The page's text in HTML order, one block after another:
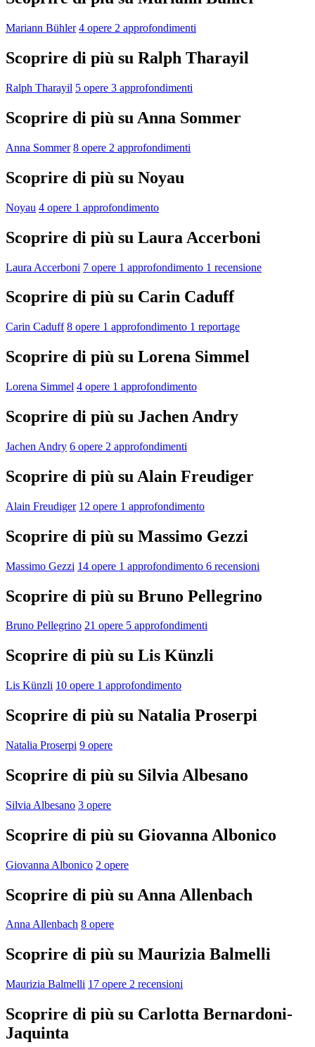
Mariann Bühler 4 opere 2 approfondimenti
Scoprire di più su Ralph Tharayil
Ralph Tharayil 5 opere 3 approfondimenti
Scoprire di più su Anna Sommer
Anna Sommer 8 opere 2 approfondimenti
Scoprire di più su Noyau
Noyau 4 opere 1 approfondimento
Scoprire di più su Laura Accerboni
Laura Accerboni 7 opere 1 approfondimento 1 recensione
Scoprire di più su Carin Caduff
Carin Caduff 8 opere 1 approfondimento 1 reportage
Scoprire di più su Lorena Simmel
Lorena Simmel 4 opere 1 approfondimento
Scoprire di più su Jachen Andry
Jachen Andry 6 opere 2 approfondimenti
Scoprire di più su Alain Freudiger
Alain Freudiger 12 opere 1 approfondimento
Scoprire di più su Massimo Gezzi
Massimo Gezzi 14 opere 1 approfondimento 6 recensioni
Scoprire di più su Bruno Pellegrino
Bruno Pellegrino 21 opere 5 approfondimenti
Scoprire di più su Lis Künzli
Lis Künzli 10 opere 1 approfondimento
Scoprire di più su Natalia Proserpi
Natalia Proserpi 9 opere
Scoprire di più su Silvia Albesano
Silvia Albesano 3 opere
Scoprire di più su Giovanna Albonico
Giovanna Albonico 2 opere
Scoprire di più su Anna Allenbach
Anna Allenbach 8 opere
Scoprire di più su Maurizia Balmelli
Maurizia Balmelli 17 opere 2 recensioni
Scoprire di più su Carlotta Bernardoni-
Jaquinta